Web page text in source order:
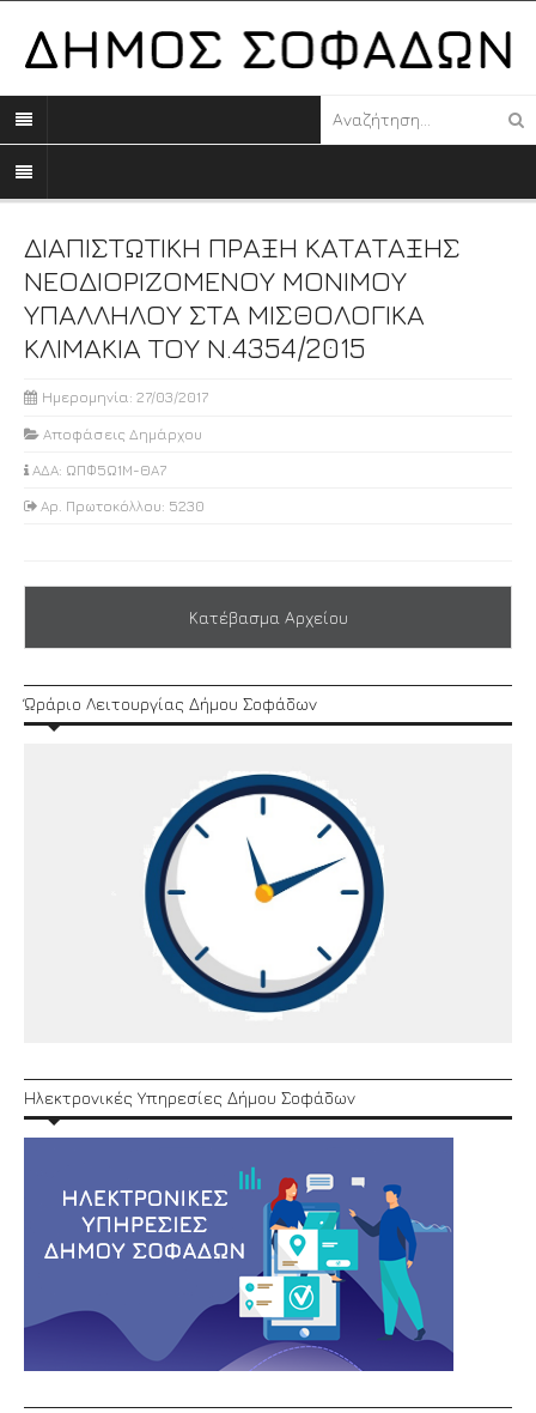
ΔΙΑΠΙΣΤΩΤΙΚΗ ΠΡΑΞΗ ΚΑΤΑΤΑΞΗΣ
ΝΕΟΔΙΟΡΙΖΟΜΕΝΟΥ ΜΟΝΙΜΟΥ
ΥΠΑΛΛΗΛΟΥ ΣΤΑ ΜΙΣΘΟΛΟΓΙΚΑ
ΚΛΙΜΑΚΙΑ ΤΟΥ Ν.4354/2015
Ημερομηνία: 27/03/2017
Αποφάσεις Δημάρχου
ΑΔΑ: ΩΠΦ5Ω1Μ-ΘΑ7
Αρ. Πρωτοκόλλου: 5230
Κατέβασμα Αρχείου
Ώράριο Λειτουργίας Δήμου Σοφάδων
Ηλεκτρονικές Υπηρεσίες Δήμου Σοφάδων